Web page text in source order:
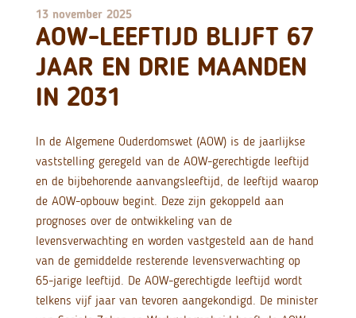
13 november 2025
AOW-LEEFTIJD BLIJFT 67
JAAR EN DRIE MAANDEN
IN 2031
In de Algemene Ouderdomswet (AOW) is de jaarlijkse
vaststelling geregeld van de AOW-gerechtigde leeftijd
en de bijbehorende aanvangsleeftijd, de leeftijd waarop
de AOW-opbouw begint. Deze zijn gekoppeld aan
prognoses over de ontwikkeling van de
levensverwachting en worden vastgesteld aan de hand
van de gemiddelde resterende levensverwachting op
65-jarige leeftijd. De AOW-gerechtigde leeftijd wordt
telkens vijf jaar van tevoren aangekondigd. De minister